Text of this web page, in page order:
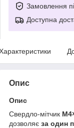
Замовлення
Доступна
Опис
Опис
Свердло-мітчик
дозволяє за один